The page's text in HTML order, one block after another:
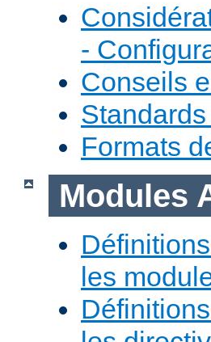
-
Conseils
Formats
Modules
les